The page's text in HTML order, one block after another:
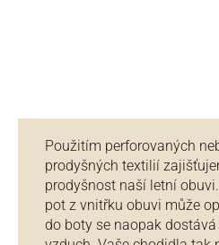
Použitím perforovaných
prodyšných textilií
prodyšnost naší letní
pot z vnitřku obuvi může
do boty se naopak